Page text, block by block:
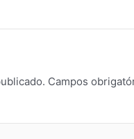
Campos